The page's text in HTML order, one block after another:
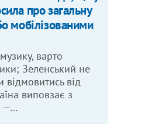
про загальну
мобілізованими
варто
Зеленський не
відмовитись від
виповзає з
—…